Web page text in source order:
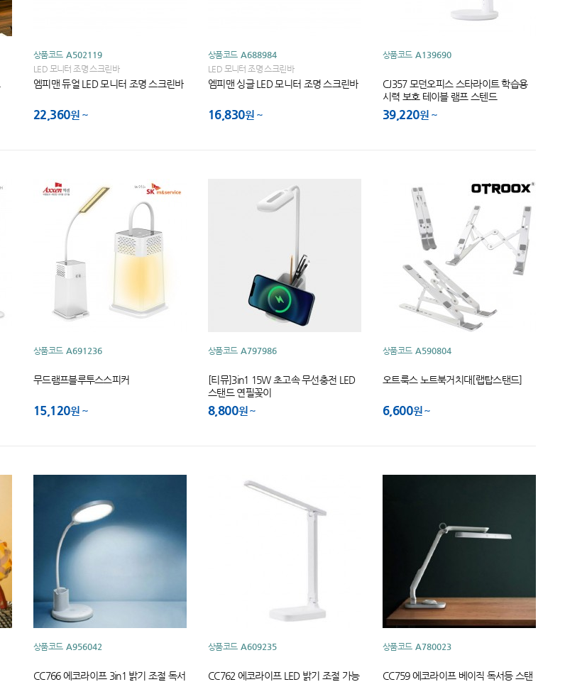
상품코드 A502119
LED 모니터 조명 스크린바
엠피맨 듀얼 LED 모니터 조명 스크린바
22,360원
상품코드 A688984
LED 모니터 조명 스크린바
엠피맨 싱글 LED 모니터 조명 스크린바
16,830원
상품코드 A139690
CJ357 모던오피스 스타라이트 학습용
시력 보호 테이블 램프 스텐드
39,220원
상품코드 A691236
무드램프블루투스스피커
15,120원
상품코드 A797986
[티뮤]3in1 15W 초고속 무선충전 LED
스탠드 연필꽂이
8,800원
상품코드 A590804
오트룩스 노트북거치대[랩탑스탠드]
6,600원
상품코드 A956042
CC766 에코라이프 3in1 밝기 조절 독서
상품코드 A609235
CC762 에코라이프 LED 밝기 조절 가능
상품코드 A780023
CC759 에코라이프 베이직 독서등 스탠